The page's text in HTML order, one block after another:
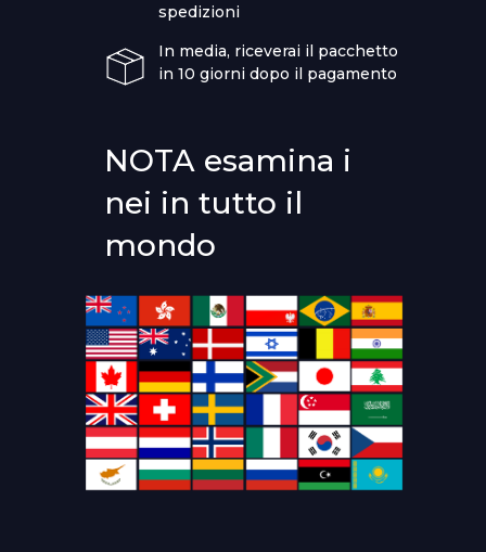
NOTA esamina i
nei in tutto il
mondo
spedizioni
In media, riceverai il pacchetto
in 10 giorni dopo il pagamento